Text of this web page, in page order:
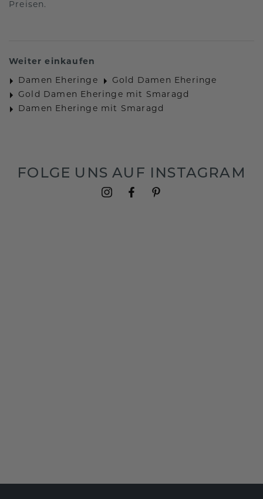
Preisen.
Weiter einkaufen
Damen Eheringe
Gold Damen Eheringe
Gold Damen Eheringe mit Smaragd
Damen Eheringe mit Smaragd
FOLGE UNS AUF INSTAGRAM